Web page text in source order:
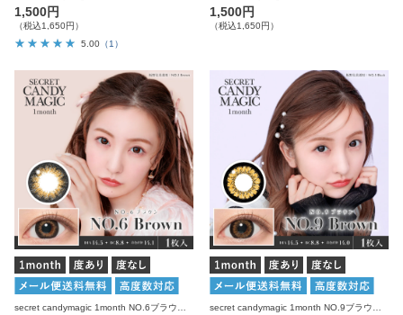
1,500円
（税込1,650円）
5.00 （1）
1,500円
（税込1,650円）